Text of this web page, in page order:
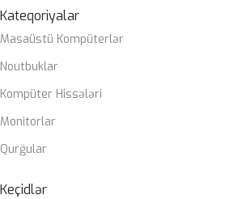
Kateqoriyalar
Masaüstü Kompüterlər
Noutbuklar
Kompüter Hissələri
Monitorlar
Qurğular
Keçidlər